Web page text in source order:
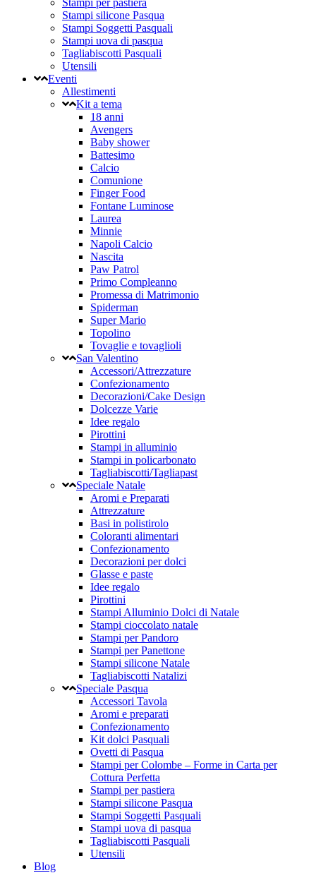
Stampi per pastiera
Stampi silicone Pasqua
Stampi Soggetti Pasquali
Stampi uova di pasqua
Tagliabiscotti Pasquali
Utensili
Eventi
Allestimenti
Kit a tema
18 anni
Avengers
Baby shower
Battesimo
Calcio
Comunione
Finger Food
Fontane Luminose
Laurea
Minnie
Napoli Calcio
Nascita
Paw Patrol
Primo Compleanno
Promessa di Matrimonio
Spiderman
Super Mario
Topolino
Tovaglie e tovaglioli
San Valentino
Accessori/Attrezzature
Confezionamento
Decorazioni/Cake Design
Dolcezze Varie
Idee regalo
Pirottini
Stampi in alluminio
Stampi in policarbonato
Tagliabiscotti/Tagliapast
Speciale Natale
Aromi e Preparati
Attrezzature
Basi in polistirolo
Coloranti alimentari
Confezionamento
Decorazioni per dolci
Glasse e paste
Idee regalo
Pirottini
Stampi Alluminio Dolci di Natale
Stampi cioccolato natale
Stampi per Pandoro
Stampi per Panettone
Stampi silicone Natale
Tagliabiscotti Natalizi
Speciale Pasqua
Accessori Tavola
Aromi e preparati
Confezionamento
Kit dolci Pasquali
Ovetti di Pasqua
Stampi per Colombe – Forme in Carta per
Cottura Perfetta
Stampi per pastiera
Stampi silicone Pasqua
Stampi Soggetti Pasquali
Stampi uova di pasqua
Tagliabiscotti Pasquali
Utensili
Blog